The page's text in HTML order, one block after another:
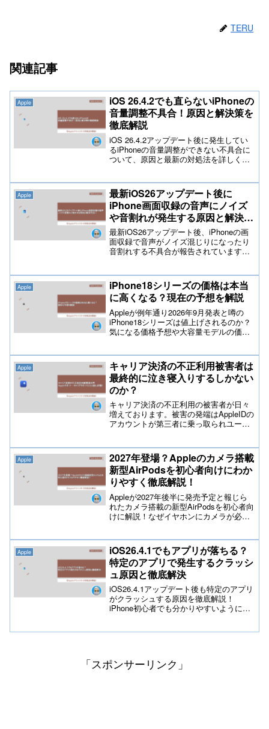
TERU
関連記事
Apple
iOS 26.4.2でも直らないiPhoneの
音量調整不具合！原因と解決策を
徹底解説
iOS 26.4.2アップデート後に発生してい
るiPhoneの音量調整ができない不具合に
ついて、原因と最新の対処法を詳しく解
も簡単に試せる解決策をまとめました。
2026年の最新ガジェット情報と共に、ス
トレスのない操作環境を取り戻しましょ
う。
Apple
最新iOS26アップデート後に
iPhone画面収録の音声にノイズ
や音割れが発生する原因と解決方
法
最新iOS26アップデート後、iPhoneの画
面収録で音声がノイズ混じりになったり
音割れする不具合が報告されています。
な解決策を詳しく紹介。初心者でも簡単
に実践できる改善方法をまとめ、快適な
録音環境を取り戻すための完全ガイドで
す。
Apple
iPhone18シリーズの価格は本当
に高くなる？現在の予想を解説
Appleが例年通り2026年9月発表と噂の
iPhone18シリーズは値上げされるのか？
気になる価格予想や大容量モデルの価格
ク情報を、初心者にも分かりやすく詳細
にテックスタイルchが解説します！
Apple
キャリア決済の不正利用被害者は
最終的に泣き寝入りするしかない
のか？
キャリア決済の不正利用の被害者が日々
増えております。被害の発端はAppleIDの
アカウントが第三者に乗っ取られユーザ
害者はAppleサポートやキャリアサポート
でも返金対応に応じてもらえずたらい回
しの状態が続いております。
Apple
2027年登場？Appleのカメラ搭載
新型AirPodsを初心者向けにわか
りやすく徹底解説！
Appleが2027年後半に発売予定と報じら
れたカメラ搭載の新型AirPodsを初心者向
けに解説！なぜイヤホンにカメラが必要
バシー対策まで、最新情報を分かりやす
くお届けします。
Apple
iOS26.4.1でもアプリが落ちる？
特定のアプリで発生するクラッシ
ュ原因と徹底解決
iOS26.4.1アップデート後も特定のアプリ
がクラッシュする原因を徹底解説！
iPhone初心者でも分かりやすいように、
「スポンサーリンク」